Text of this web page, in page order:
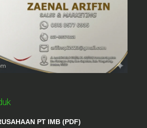
PT IMB (PDF)